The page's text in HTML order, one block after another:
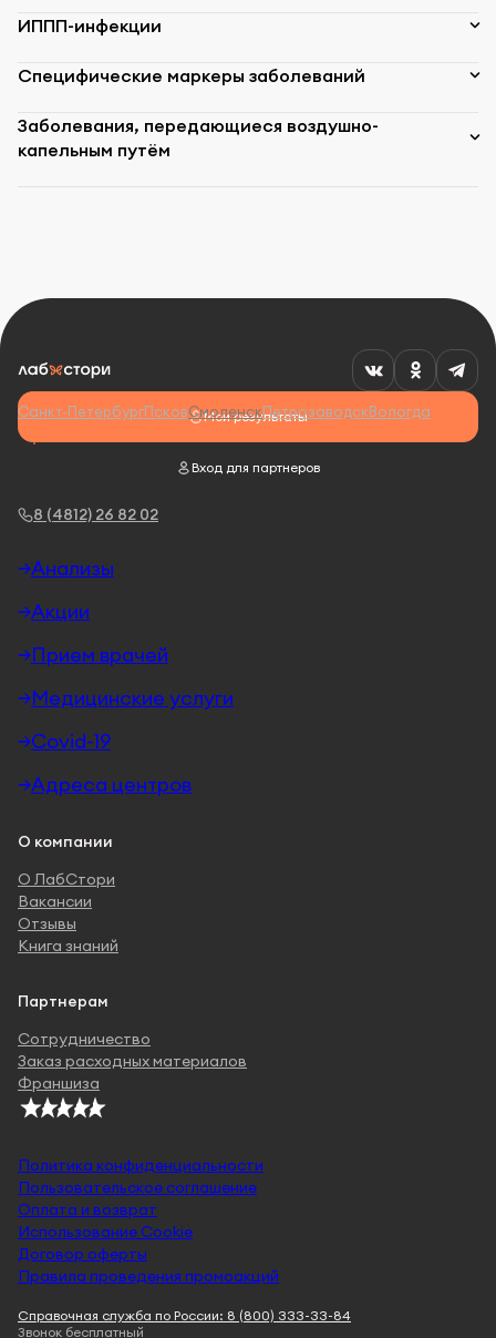
ИППП-инфекции
Специфические маркеры заболеваний
Заболевания, передающиеся воздушно-
капельным путём
8 (4812) 26 82 02
Мои результаты
Вход для партнеров
Санкт-ПетербургПсковСмоленскПетрозаводскВологда
Анализы
Акции
Прием врачей
Медицинские услуги
Covid-19
Адреса центров
О компании
О ЛабСтори
Вакансии
Отзывы
Книга знаний
Партнерам
Сотрудничество
Заказ расходных материалов
Франшиза
Политика конфиденциальности
Пользовательское соглашение
Оплата и возврат
Использование Cookie
Договор оферты
Правила проведения промоакций
Справочная служба по России: 8 (800) 333-33-84
Звонок бесплатный